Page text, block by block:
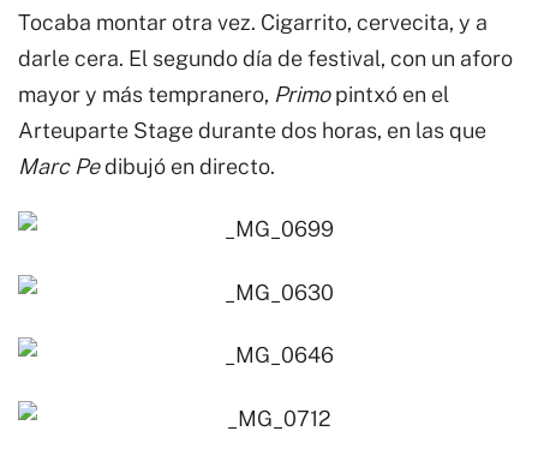
Tocaba montar otra vez. Cigarrito, cervecita, y a
darle cera. El segundo día de festival, con un aforo
mayor y más tempranero, Primopintxó en el
Arteuparte Stage durante dos horas, en las que
Marc Pedibujó en directo.